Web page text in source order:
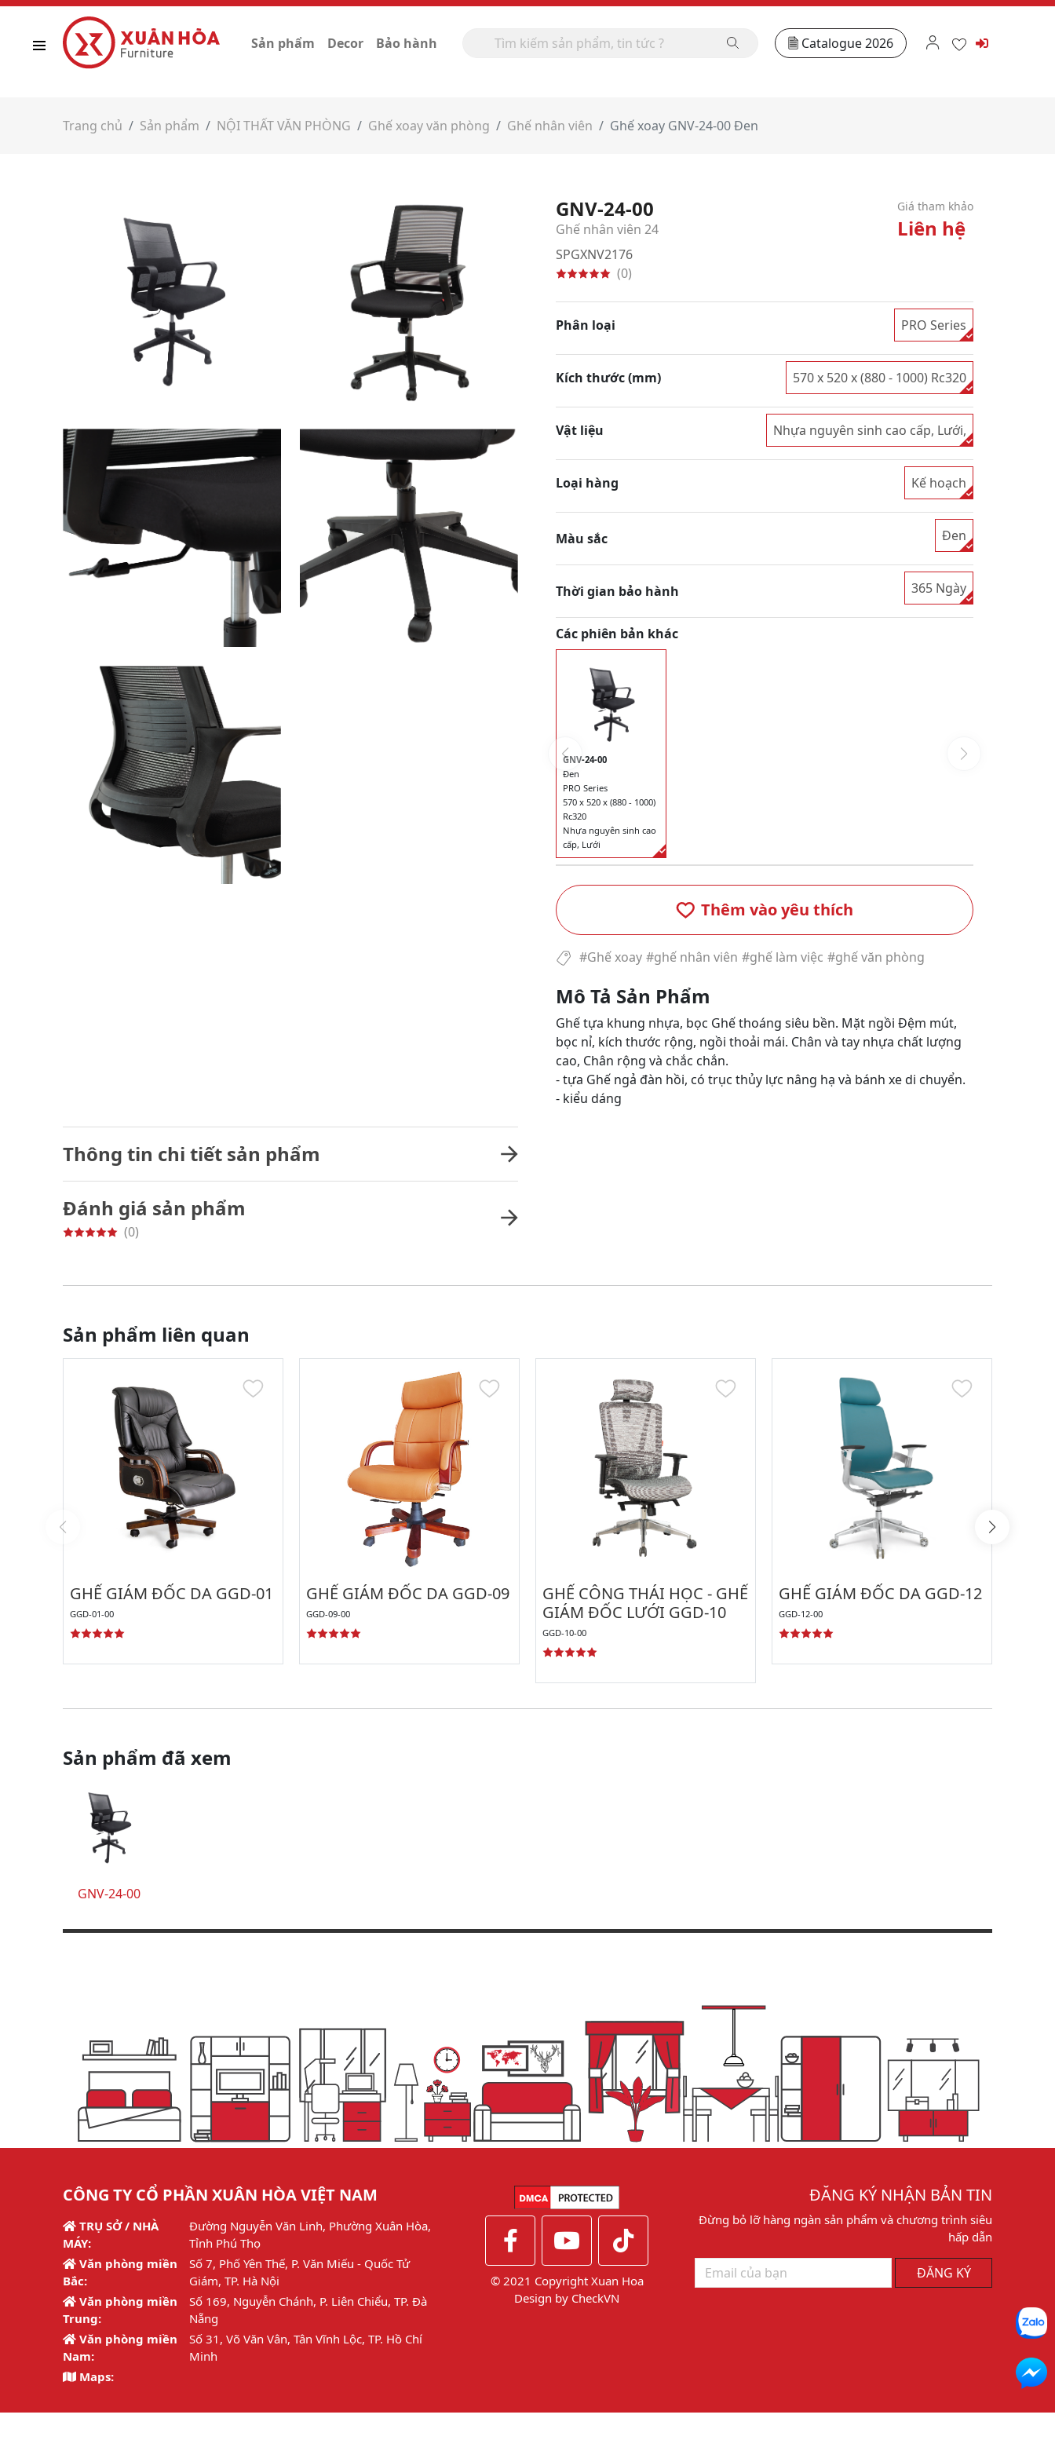
Sản phẩm Decor Bảo hành Catalogue 2026
Trang chủ Sản phẩm NỘI THẤT VĂN PHÒNG Ghế xoay văn phòng Ghế nhân viên Ghế xoay GNV-24-00 Đen
GNV-24-00
Ghế nhân viên 24
SPGXNV2176
(0)
Giá tham khảo
Liên hệ
Phân loại PRO Series
Kích thước (mm) 570 x 520 x (880 - 1000) Rc320
Vật liệu Nhựa nguyên sinh cao cấp, Lưới,
Loại hàng Kế hoạch
Màu sắc Đen
Thời gian bảo hành 365 Ngày
Các phiên bản khác
GNV-24-00
Đen
PRO Series
570 x 520 x (880 - 1000)
Rc320
Nhựa nguyên sinh cao
cấp, Lưới
Thêm vào yêu thích
#Ghế xoay #ghế nhân viên #ghế làm việc #ghế văn phòng
Mô Tả Sản Phẩm
Ghế tựa khung nhựa, bọc Ghế thoáng siêu bền. Mặt ngồi Đệm mút,
bọc nỉ, kích thước rộng, ngồi thoải mái. Chân và tay nhựa chất lượng
cao, Chân rộng và chắc chắn.
- tựa Ghế ngả đàn hồi, có trục thủy lực nâng hạ và bánh xe di chuyển.
- kiểu dáng
Thông tin chi tiết sản phẩm
Đánh giá sản phẩm
(0)
Sản phẩm liên quan
GHẾ GIÁM ĐỐC DA GGD-01
GGD-01-00
GHẾ GIÁM ĐỐC DA GGD-09
GGD-09-00
GHẾ CÔNG THÁI HỌC - GHẾ
GIÁM ĐỐC LƯỚI GGD-10
GGD-10-00
GHẾ GIÁM ĐỐC DA GGD-12
GGD-12-00
Sản phẩm đã xem
GNV-24-00
CÔNG TY CỔ PHẦN XUÂN HÒA VIỆT NAM
TRỤ SỞ / NHÀ
MÁY:
Đường Nguyễn Văn Linh, Phường Xuân Hòa,
Tỉnh Phú Thọ
Văn phòng miền
Bắc:
Số 7, Phố Yên Thế, P. Văn Miếu - Quốc Tử
Giám, TP. Hà Nội
Văn phòng miền
Trung:
Số 169, Nguyễn Chánh, P. Liên Chiểu, TP. Đà
Nẵng
Văn phòng miền
Nam:
Số 31, Võ Văn Vân, Tân Vĩnh Lộc, TP. Hồ Chí
Minh
Maps:
© 2021 Copyright Xuan Hoa
Design by CheckVN
ĐĂNG KÝ NHẬN BẢN TIN
Đừng bỏ lỡ hàng ngàn sản phẩm và chương trình siêu
hấp dẫn
ĐĂNG KÝ